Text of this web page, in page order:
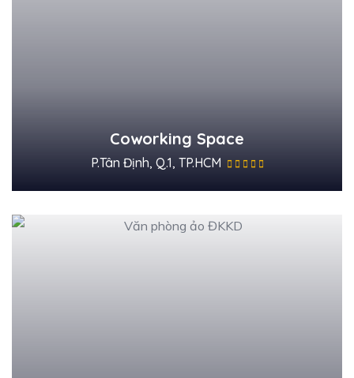
Coworking Space
P.Tân Định, Q.1, TP.HCM